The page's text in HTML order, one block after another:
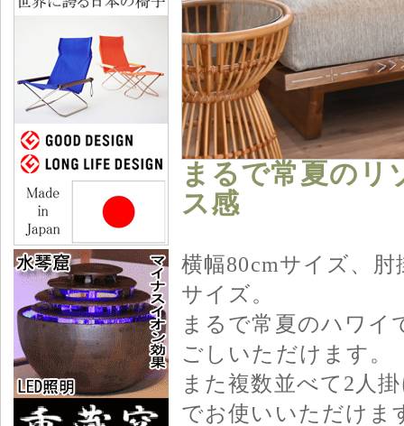
まるで常夏のリ
ス感
横幅80cmサイズ、
サイズ。
まるで常夏のハワ
ごしいただけます。
また複数並べて2人
でお使いいただけま